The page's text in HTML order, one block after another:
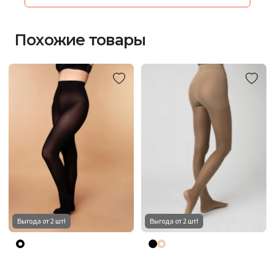
Похожие товары
Выгода от 2 шт! Выгода от 2 шт!